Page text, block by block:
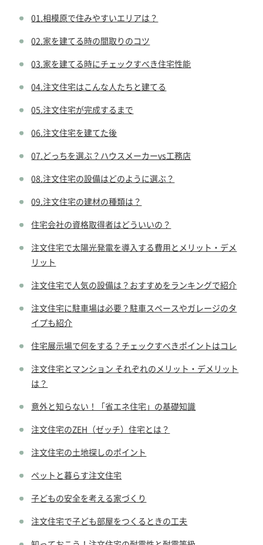
01.相模原で住みやすいエリアは？
02.家を建てる時の間取りのコツ
03.家を建てる時にチェックすべき住宅性能
04.注文住宅はこんな人たちと建てる
05.注文住宅が完成するまで
06.注文住宅を建てた後
07.どっちを選ぶ？ハウスメーカーvs工務店
08.注文住宅の設備はどのように選ぶ？
09.注文住宅の建材の種類は？
住宅会社の資格取得者はどういいの？
注文住宅で太陽光発電を導入する費用とメリット・デメ
リット
注文住宅で人気の設備は？おすすめをランキングで紹介
注文住宅に駐車場は必要？駐車スペースやガレージのタ
イプも紹介
住宅展示場で何をする？チェックすべきポイントはコレ
注文住宅とマンション それぞれのメリット・デメリット
は？
意外と知らない！「省エネ住宅」の基礎知識
注文住宅のZEH（ゼッチ）住宅とは？
注文住宅の土地探しのポイント
ペットと暮らす注文住宅
子どもの安全を考える家づくり
注文住宅で子ども部屋をつくるときの工夫